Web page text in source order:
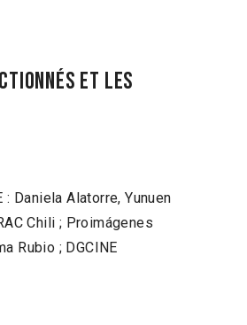
ET LES
Daniela Alatorre, Yunuen
Chili ; Proimágenes
Rubio ; DGCINE